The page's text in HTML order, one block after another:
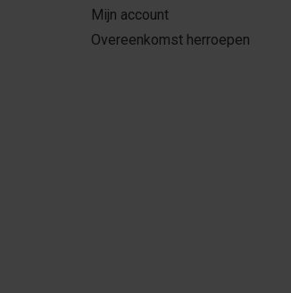
Mijn account
Overeenkomst herroepen